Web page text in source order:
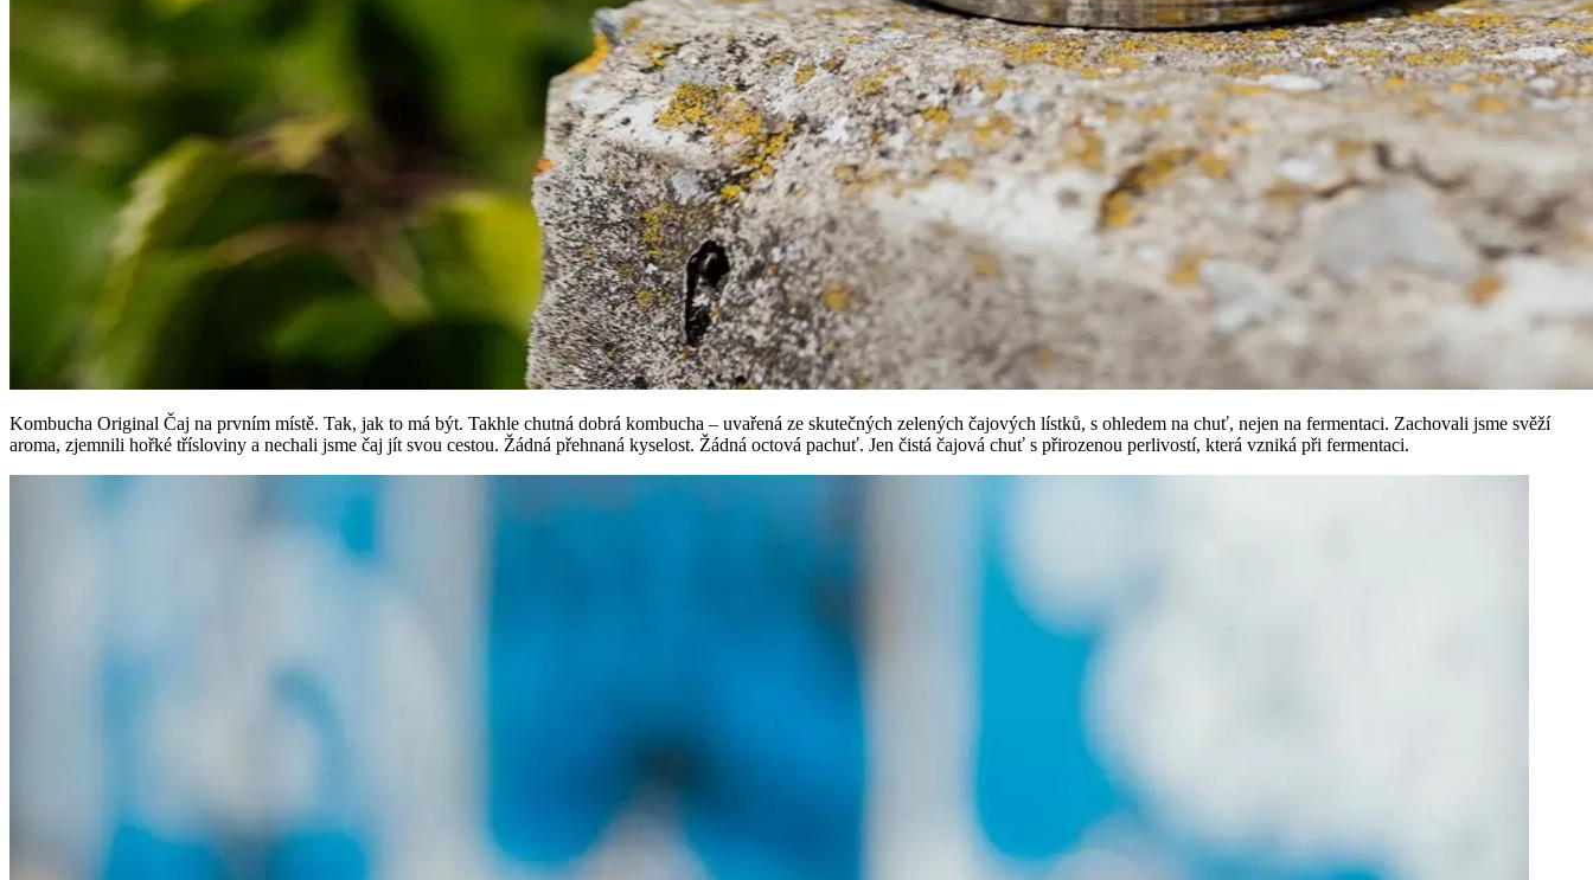
Kombucha Original Čaj na prvním místě. Tak, jak to má být. Takhle chutná dobrá kombucha – uvařená ze skutečných zelených čajových lístků, s ohledem na chuť, nejen na fermentaci. Zachovali jsme svěží
aroma, zjemnili hořké třísloviny a nechali jsme čaj jít svou cestou. Žádná přehnaná kyselost. Žádná octová pachuť. Jen čistá čajová chuť s přirozenou perlivostí, která vzniká při fermentaci.